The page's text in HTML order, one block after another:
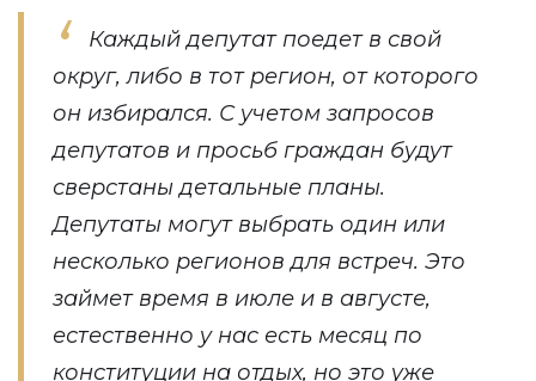
Каждый депутат поедет в свой
округ, либо в тот регион, от которого
он избирался. С учетом запросов
депутатов и просьб граждан будут
сверстаны детальные планы.
Депутаты могут выбрать один или
несколько регионов для встреч. Это
займет время в июле и в августе,
естественно у нас есть месяц по
конституции на отдых, но это уже